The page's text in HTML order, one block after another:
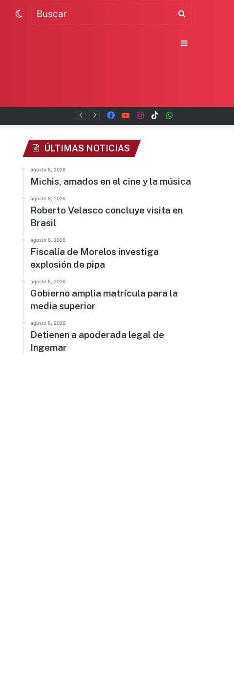
TikTok
Instagram
YouTube
Facebook
Switch
ÚLTIMAS NOTICIAS
agosto 8, 2026
Michis, amados en el cine y la música
agosto 8, 2026
Roberto Velasco concluye visita en
Brasil
agosto 8, 2026
Fiscalía de Morelos investiga
explosión de pipa
agosto 8, 2026
Gobierno amplía matrícula para la
media superior
agosto 8, 2026
Detienen a apoderada legal de
Ingemar